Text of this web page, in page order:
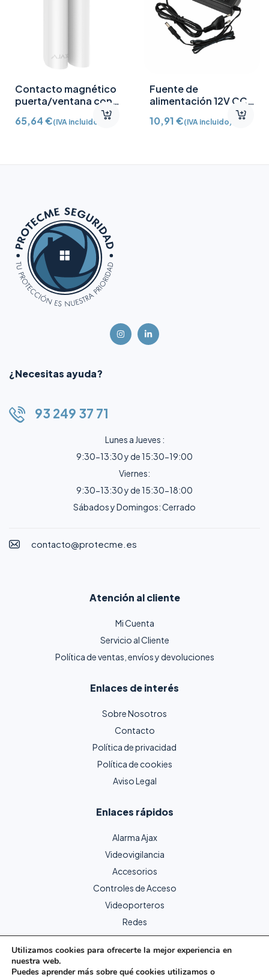
Contacto magnético
puerta/ventana con
Detector vibración e
inclinación AJ-
65,64€(IVA incluido)
Fuente de
alimentación 12V CC
10,91€(IVA incluido)
¿Necesitas ayuda?
93 249 37 71
Lunes a Jueves :
9:30-13:30 y de 15:30-19:00
Viernes:
9:30-13:30 y de 15:30-18:00
Sábados y Domingos: Cerrado
contacto@protecme.es
Atención al cliente
Mi Cuenta
Servicio al Cliente
Política de ventas, envíos y devoluciones
Enlaces de interés
Sobre Nosotros
Contacto
Política de privacidad
Política de cookies
Aviso Legal
Enlaces rápidos
Alarma Ajax
Videovigilancia
Accesorios
Controles de Acceso
Videoporteros
Redes
Copyright © 2024 Protecme Seguridad. Todos los derechos
Utilizamos cookies para ofrecerte la mejor experiencia en
nuestra web.
Puedes aprender más sobre qué cookies utilizamos o